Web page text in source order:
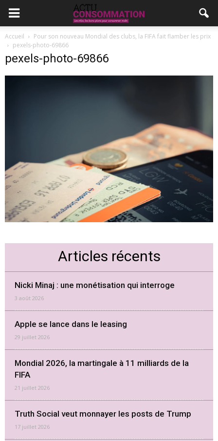
Accueil
Pour son nouveau Mondial des clubs, la FIFA fait flamber les prix
pexels-photo-69866
pexels-photo-69866
Articles récents
Nicki Minaj : une monétisation qui interroge
3 août 2026
Apple se lance dans le leasing
29 juillet 2026
Mondial 2026, la martingale à 11 milliards de la
FIFA
21 juillet 2026
Truth Social veut monnayer les posts de Trump
17 juillet 2026